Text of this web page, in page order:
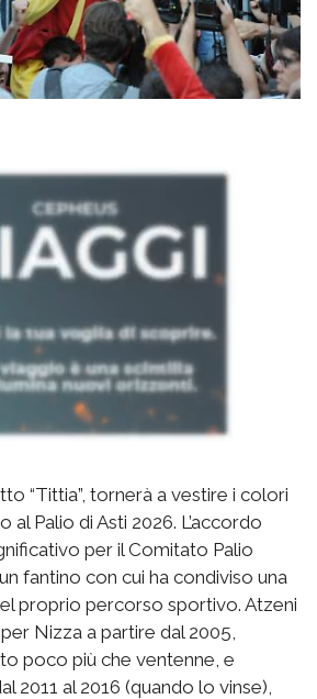
“Tittia”, tornerà a vestire i colori
Palio di Asti 2026. L’accordo
per il Comitato Palio
fantino con cui ha condiviso una
proprio percorso sportivo. Atzeni
Nizza a partire dal 2005,
poco più che ventenne, e
2011 al 2016 (quando lo vinse),